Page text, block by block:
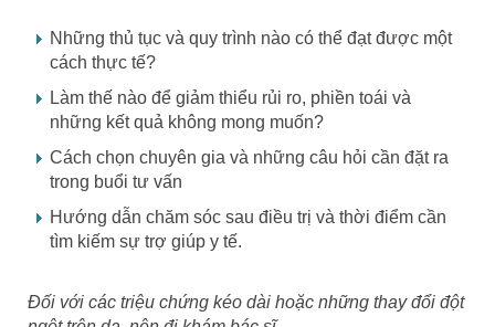
Những thủ tục và quy trình nào có thể đạt được một
cách thực tế?
Làm thế nào để giảm thiểu rủi ro, phiền toái và
những kết quả không mong muốn?
Cách chọn chuyên gia và những câu hỏi cần đặt ra
trong buổi tư vấn
Hướng dẫn chăm sóc sau điều trị và thời điểm cần
tìm kiếm sự trợ giúp y tế.
Đối với các triệu chứng kéo dài hoặc những thay đổi đột